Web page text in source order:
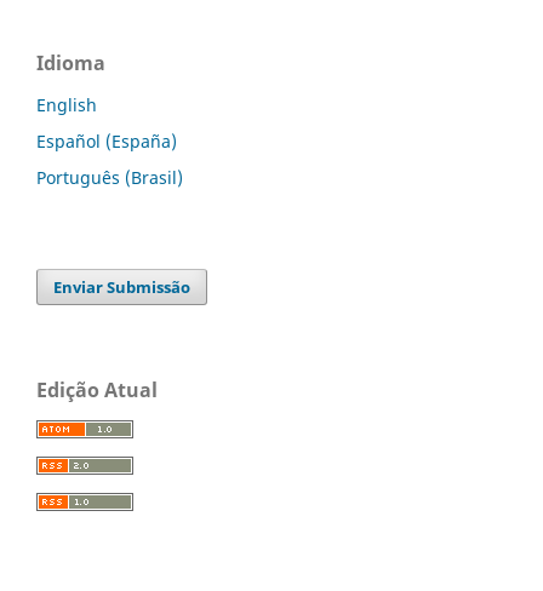
Idioma
English
Español (España)
Português (Brasil)
Enviar Submissão
Edição Atual